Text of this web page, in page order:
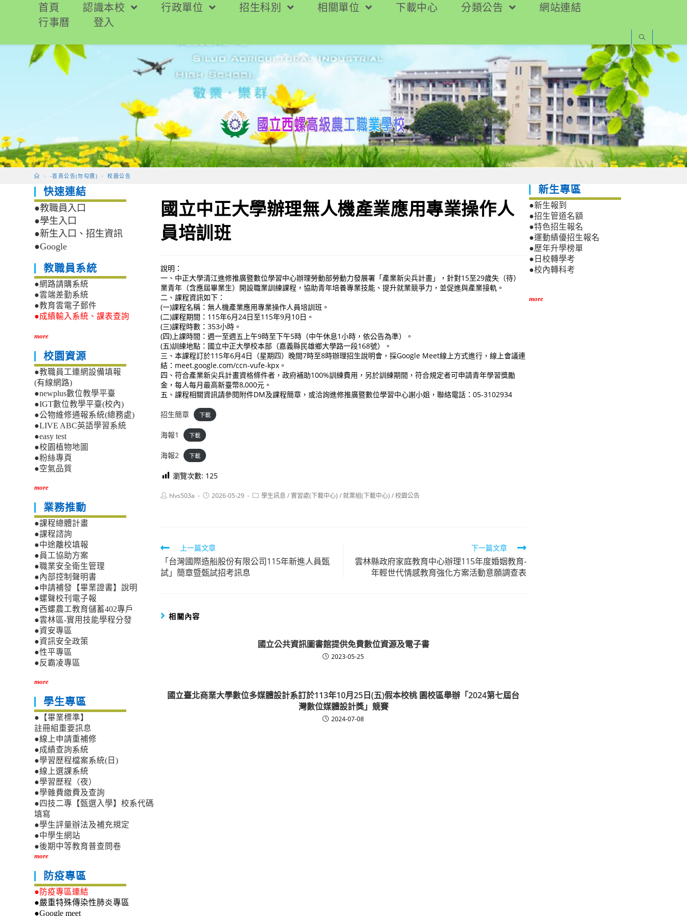
要
首頁 認識本校 行政單位 招生科別 相關單位 下載中心 分類公告
網站連結
行事曆
登入
> -首頁公告(勿勾選) > 校園公告
國立中正大學辦理無人機產業應用專業操作人
員培訓班
說明：
一、中正大學清江進修推廣暨數位學習中心辦理勞動部勞動力發展署「產業新尖兵計畫」，針對15至29歲失（待）
業青年（含應屆畢業生）開設職業訓練課程，協助青年培養專業技能、提升就業競爭力，並促進與產業接軌。
二、課程資訊如下：
(一)課程名稱：無人機產業應用專業操作人員培訓班。
(二)課程期間：115年6月24日至115年9月10日。
(三)課程時數：353小時。
(四)上課時間：週一至週五上午9時至下午5時（中午休息1小時，依公告為準）。
(五)訓練地點：國立中正大學校本部（嘉義縣民雄鄉大學路一段168號）。
三、本課程訂於115年6月4日（星期四）晚間7時至8時辦理招生說明會，採Google Meet線上方式進行，線上會議連
結：meet.google.com/ccn-vufe-kpx。
四、符合產業新尖兵計畫資格條件者，政府補助100%訓練費用，另於訓練期間，符合規定者可申請青年學習獎勵
金，每人每月最高新臺幣8,000元。
五、課程相關資訊請參閱附件DM及課程簡章，或洽詢進修推廣暨數位學習中心謝小姐，聯絡電話：05-3102934
招生簡章 下載
海報1 下載
海報2 下載
瀏覽次數: 125
Posthlvs503a
Post2026-05-29
Post學生訊息 / 實習處(下載中心) /就業組(下載中心) /校園公告
Read
more
articles
上一篇文章
「台灣國際造船股份有限公司115年新進人員甄
試」簡章暨甄試招考訊息
下一篇文章
雲林縣政府家庭教育中心辦理115年度婚姻教育-
年輕世代情感教育強化方案活動意願調查表
相關內容
國立公共資訊圖書館提供免費數位資源及電子書
2023-05-25
國立臺北商業大學數位多媒體設計系訂於113年10月25日(五)假本校桃 園校區舉辦「2024第七屆台
灣數位媒體設計獎」競賽
2024-07-08
快速連結
●教職員入口
●學生入口
●新生入口、招生資訊
●Google
教職員系統
●網路請購系統
●雲端差勤系統
●教育雲電子郵件
●成績輸入系統、課表查詢
more
校園資源
●教職員工連網設備填報
(有線網路)
●newplus數位教學平臺
●IGT數位教學平臺(校內)
●公物維修通報系統(總務處)
●LIVE ABC英語學習系統
●easy test
●校園植物地圖
●粉絲專頁
●空氣品質
more
業務推動
●課程總體計畫
●課程諮詢
●中途離校填報
●員工協助方案
●職業安全衛生管理
●內部控制聲明書
●申請補發【畢業證書】說明
●螺聲校刊電子報
●西螺農工教育儲蓄402專戶
●雲林區-實用技能學程分發
●資安專區
●資訊安全政策
●性平專區
●反霸凌專區
more
學生專區
●【畢業標準】
註冊組重要訊息
●線上申請重補修
●成績查詢系統
●學習歷程檔案系統(日)
●線上選課系統
●學習歷程（夜）
●學雜費繳費及查詢
●四技二專【甄選入學】校系代碼
填寫
●學生評量辦法及補充規定
●中學生網站
●後期中等教育普查問卷
more
防疫專區
●防疫專區連結
●嚴重特殊傳染性肺炎專區
●Google meet
新生專區
●新生報到
●招生管道名額
●特色招生報名
●運動績優招生報名
●歷年升學榜單
●日校轉學考
●校內轉科考
more